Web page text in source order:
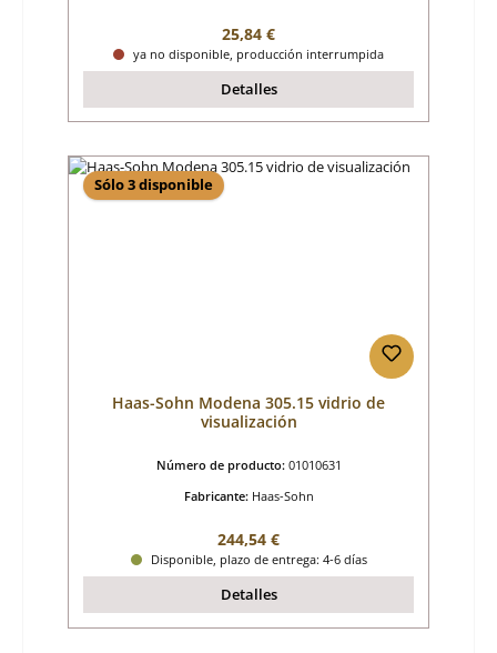
Precio normal:
25,84 €
ya no disponible, producción interrumpida
Detalles
Sólo 3 disponible
Haas-Sohn Modena 305.15 vidrio de
visualización
Número de producto: 01010631
Fabricante: Haas-Sohn
Precio normal:
244,54 €
Disponible, plazo de entrega: 4-6 días
Detalles